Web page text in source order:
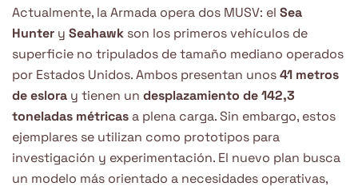
Actualmente, la Armada opera dos MUSV: el Sea
Hunter y Seahawk son los primeros vehículos de
superficie no tripulados de tamaño mediano operados
por Estados Unidos. Ambos presentan unos41 metros
de eslora y tienen un desplazamiento de 142,3
toneladas métricasa plena carga. Sin embargo, estos
ejemplares se utilizan como prototipos para
investigación y experimentación. El nuevo plan busca
un modelo más orientado a necesidades operativas,